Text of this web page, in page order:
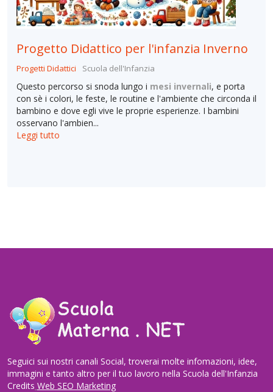
Progetto Didattico per l'infanzia Inverno
Progetti Didattici Scuola dell'Infanzia
Questo percorso si snoda lungo i mesi invernali, e porta
con sè i colori, le feste, le routine e l'ambiente che circonda il
bambino e dove egli vive le proprie esperienze. I bambini
osservano l'ambien...
Leggi tutto
Seguici sui nostri canali Social, troverai molte infomazioni, idee,
immagini e tanto altro per il tuo lavoro nella Scuola dell'Infanzia
Credits Web SEO Marketing